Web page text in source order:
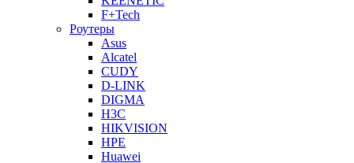
F+Tech
Роутеры
Asus
Alcatel
CUDY
D-LINK
DIGMA
H3C
HIKVISION
HPE
Huawei